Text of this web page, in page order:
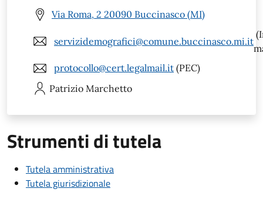
Via Roma, 2 20090 Buccinasco (MI)
servizidemografici@comune.buccinasco.mi.it
protocollo@cert.legalmail.it (PEC)
Patrizio Marchetto
Strumenti di tutela
Tutela amministrativa
Tutela giurisdizionale